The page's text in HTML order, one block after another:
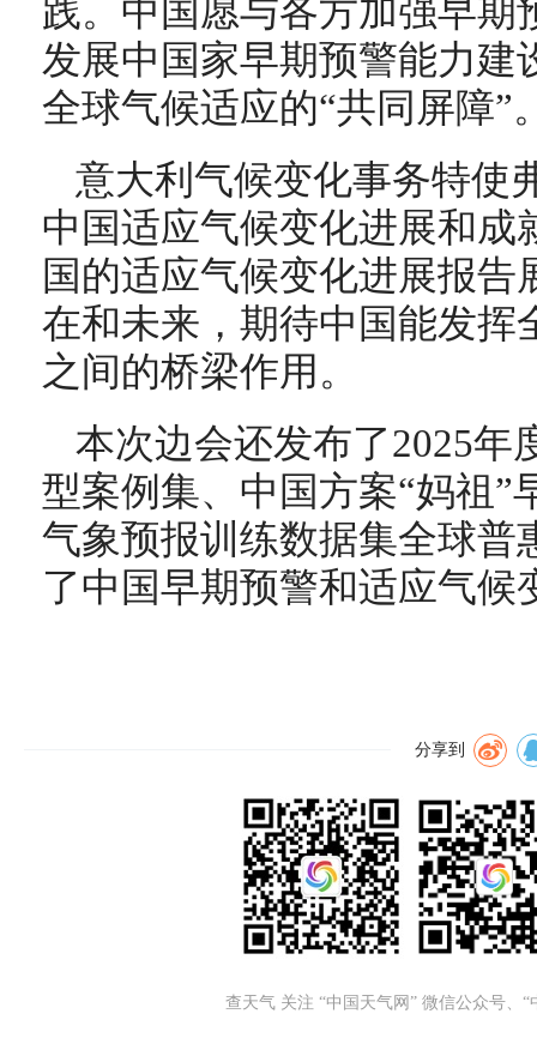
践。中国愿与各方加强早期
发展中国家早期预警能力建
全球气候适应的“共同屏障”
意大利气候变化事务特使
中国适应气候变化进展和成
国的适应气候变化进展报
在和未来，期待中国能发挥
之间的桥梁作用。
本次边会还发布了2025年
型案例集、中国方案“妈祖”
气象预报训练数据集全球普
了中国早期预警和适应气候
分享到
查天气 关注 “中国天气网” 微信公众号、